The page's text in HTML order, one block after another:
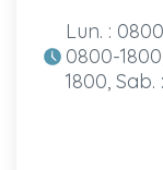
Lun. :
0800-
1800,